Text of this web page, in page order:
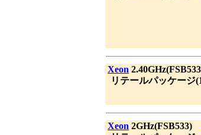
Xeon
リテールパッケージ
Xeon 2GHz(FSB533)